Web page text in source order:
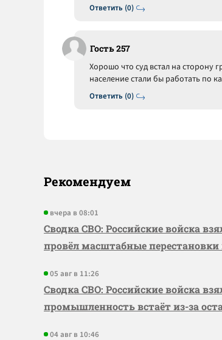
Ответить (0)
Гость 257
Ответить (0)
Хорошо что суд встал на
население стали бы работать по
Рекомендуем
вчера в 08:01
Сводка СВО: Российские войска
провёл масштабные
05 авг в 11:26
Сводка СВО: Российские войска
промышленность встаёт из-за
04 авг в 10:46